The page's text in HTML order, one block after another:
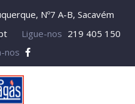
Nº7 A-B, Sacavém
Ligue-nos 219 405 150
nos